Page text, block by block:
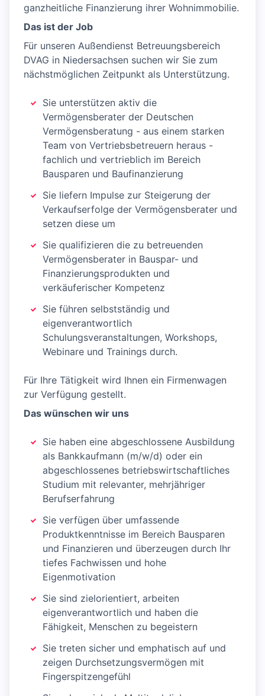
ganzheitliche Finanzierung ihrer Wohnimmobilie.
Das ist der Job
Für unseren Außendienst Betreuungsbereich
DVAG in Niedersachsen suchen wir Sie zum
nächstmöglichen Zeitpunkt als Unterstützung.
Sie unterstützen aktiv die
Vermögensberater der Deutschen
Vermögensberatung - aus einem starken
Team von Vertriebsbetreuern heraus -
fachlich und vertrieblich im Bereich
Bausparen und Baufinanzierung
Sie liefern Impulse zur Steigerung der
Verkaufserfolge der Vermögensberater und
setzen diese um
Sie qualifizieren die zu betreuenden
Vermögensberater in Bauspar- und
Finanzierungsprodukten und
verkäuferischer Kompetenz
Sie führen selbstständig und
eigenverantwortlich
Schulungsveranstaltungen, Workshops,
Webinare und Trainings durch.
Für Ihre Tätigkeit wird Ihnen ein Firmenwagen
zur Verfügung gestellt.
Das wünschen wir uns
Sie haben eine abgeschlossene Ausbildung
als Bankkaufmann (m/w/d) oder ein
abgeschlossenes betriebswirtschaftliches
Studium mit relevanter, mehrjähriger
Berufserfahrung
Sie verfügen über umfassende
Produktkenntnisse im Bereich Bausparen
und Finanzieren und überzeugen durch Ihr
tiefes Fachwissen und hohe
Eigenmotivation
Sie sind zielorientiert, arbeiten
eigenverantwortlich und haben die
Fähigkeit, Menschen zu begeistern
Sie treten sicher und emphatisch auf und
zeigen Durchsetzungsvermögen mit
Fingerspitzengefühl